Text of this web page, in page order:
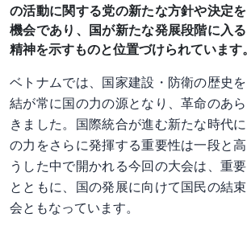
の活動に関する党の新たな方針や決定
機会であり、国が新たな発展段階に入
精神を示すものと位置づけられています。
ベトナムでは、国家建設・防衛の歴史
結が常に国の力の源となり、革命のあ
きました。国際統合が進む新たな時代
の力をさらに発揮する重要性は一段と
うした中で開かれる今回の大会は、重
とともに、国の発展に向けて国民の結
会ともなっています。